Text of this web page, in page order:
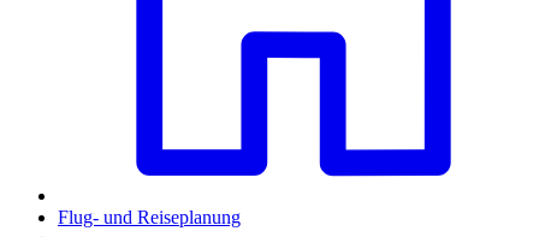
Flug- und Reiseplanung